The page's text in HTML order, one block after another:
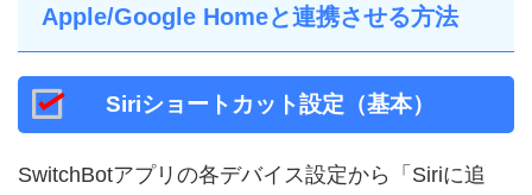
Apple/Google Homeと連携させる方法
Siriショートカット設定（基本）
SwitchBotアプリの各デバイス設定から「Siriに追